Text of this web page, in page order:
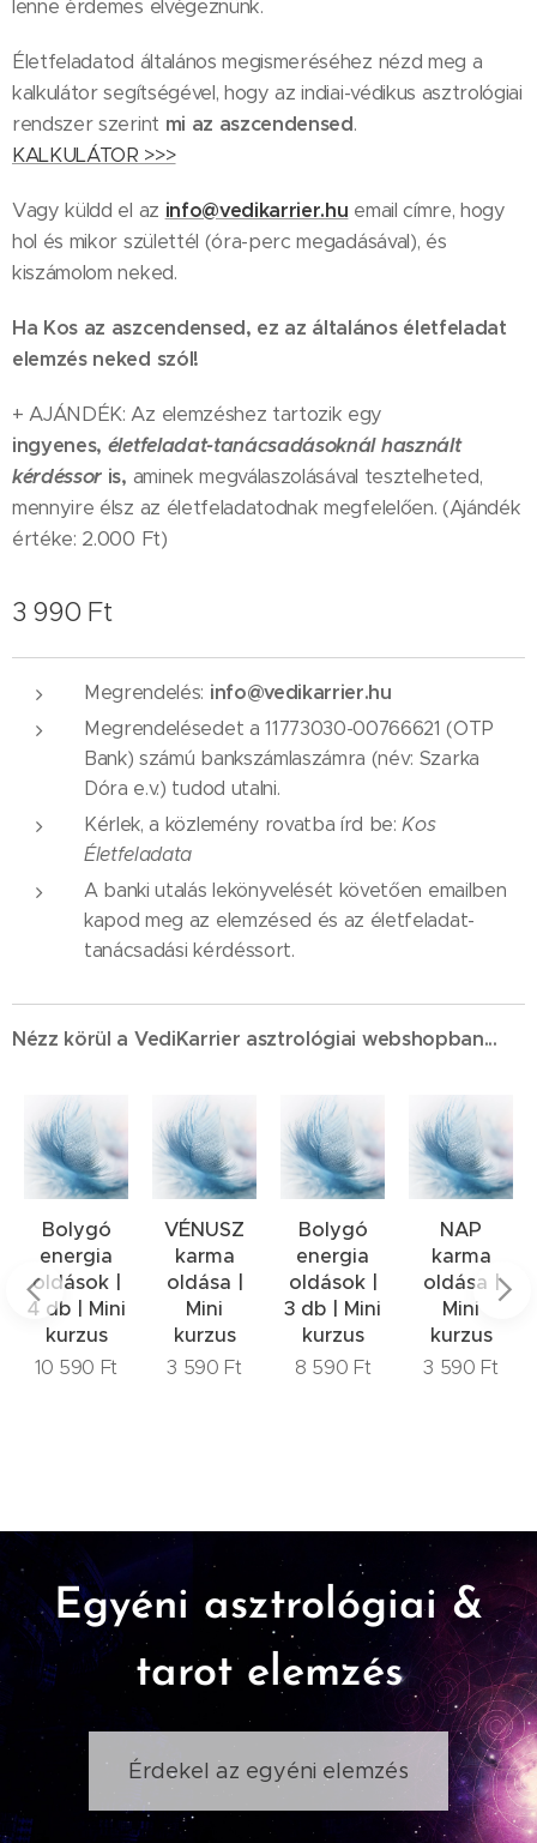
lenne érdemes elvégeznünk.
Életfeladatod általános megismeréséhez nézd meg a
kalkulátor segítségével, hogy az indiai-védikus asztrológiai
rendszer szerint mi az aszcendensed.
KALKULÁTOR >>>
Vagy küldd el az info@vedikarrier.hu email címre, hogy
hol és mikor születtél (óra-perc megadásával), és
kiszámolom neked.
Ha Kos az aszcendensed, ez az általános életfeladat
elemzés neked szól!
+ AJÁNDÉK: Az elemzéshez tartozik egy
ingyenes, életfeladat-tanácsadásoknál használt
kérdéssor is, aminek megválaszolásával tesztelheted,
mennyire élsz az életfeladatodnak megfelelően. (Ajándék
értéke: 2.000 Ft)
3 990 Ft
Megrendelés: info@vedikarrier.hu
Megrendelésedet a 11773030-00766621 (OTP
Bank) számú bankszámlaszámra (név: Szarka
Dóra e.v.) tudod utalni.
Kérlek, a közlemény rovatba írd be:Kos
Életfeladata
A banki utalás lekönyvelését követően emailben
kapod meg az elemzésed és az életfeladat-
tanácsadási kérdéssort.
Nézz körül a VediKarrier asztrológiai webshopban...
Bolygó
energia
oldások |
4 db | Mini
kurzus
10 590 Ft
VÉNUSZ
karma
oldása |
Mini
kurzus
3 590 Ft
Bolygó
energia
oldások |
3 db | Mini
kurzus
8 590 Ft
NAP
karma
oldása |
Mini
kurzus
3 590 Ft
Egyéni asztrológiai &
tarot elemzés
Érdekel az egyéni elemzés